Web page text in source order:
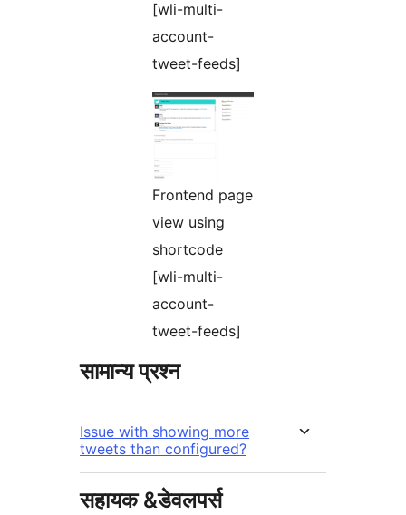
[wli-multi-
account-
tweet-feeds]
Frontend page
view using
shortcode
[wli-multi-
account-
tweet-feeds]
सामान्य प्रश्न
Issue with showing more
tweets than configured?
सहायक &डेवलपर्स